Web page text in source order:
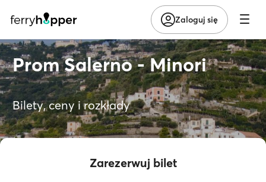
Zaloguj się
Prom Salerno - Minori
Bilety, ceny i rozkłady
Zarezerwuj bilet